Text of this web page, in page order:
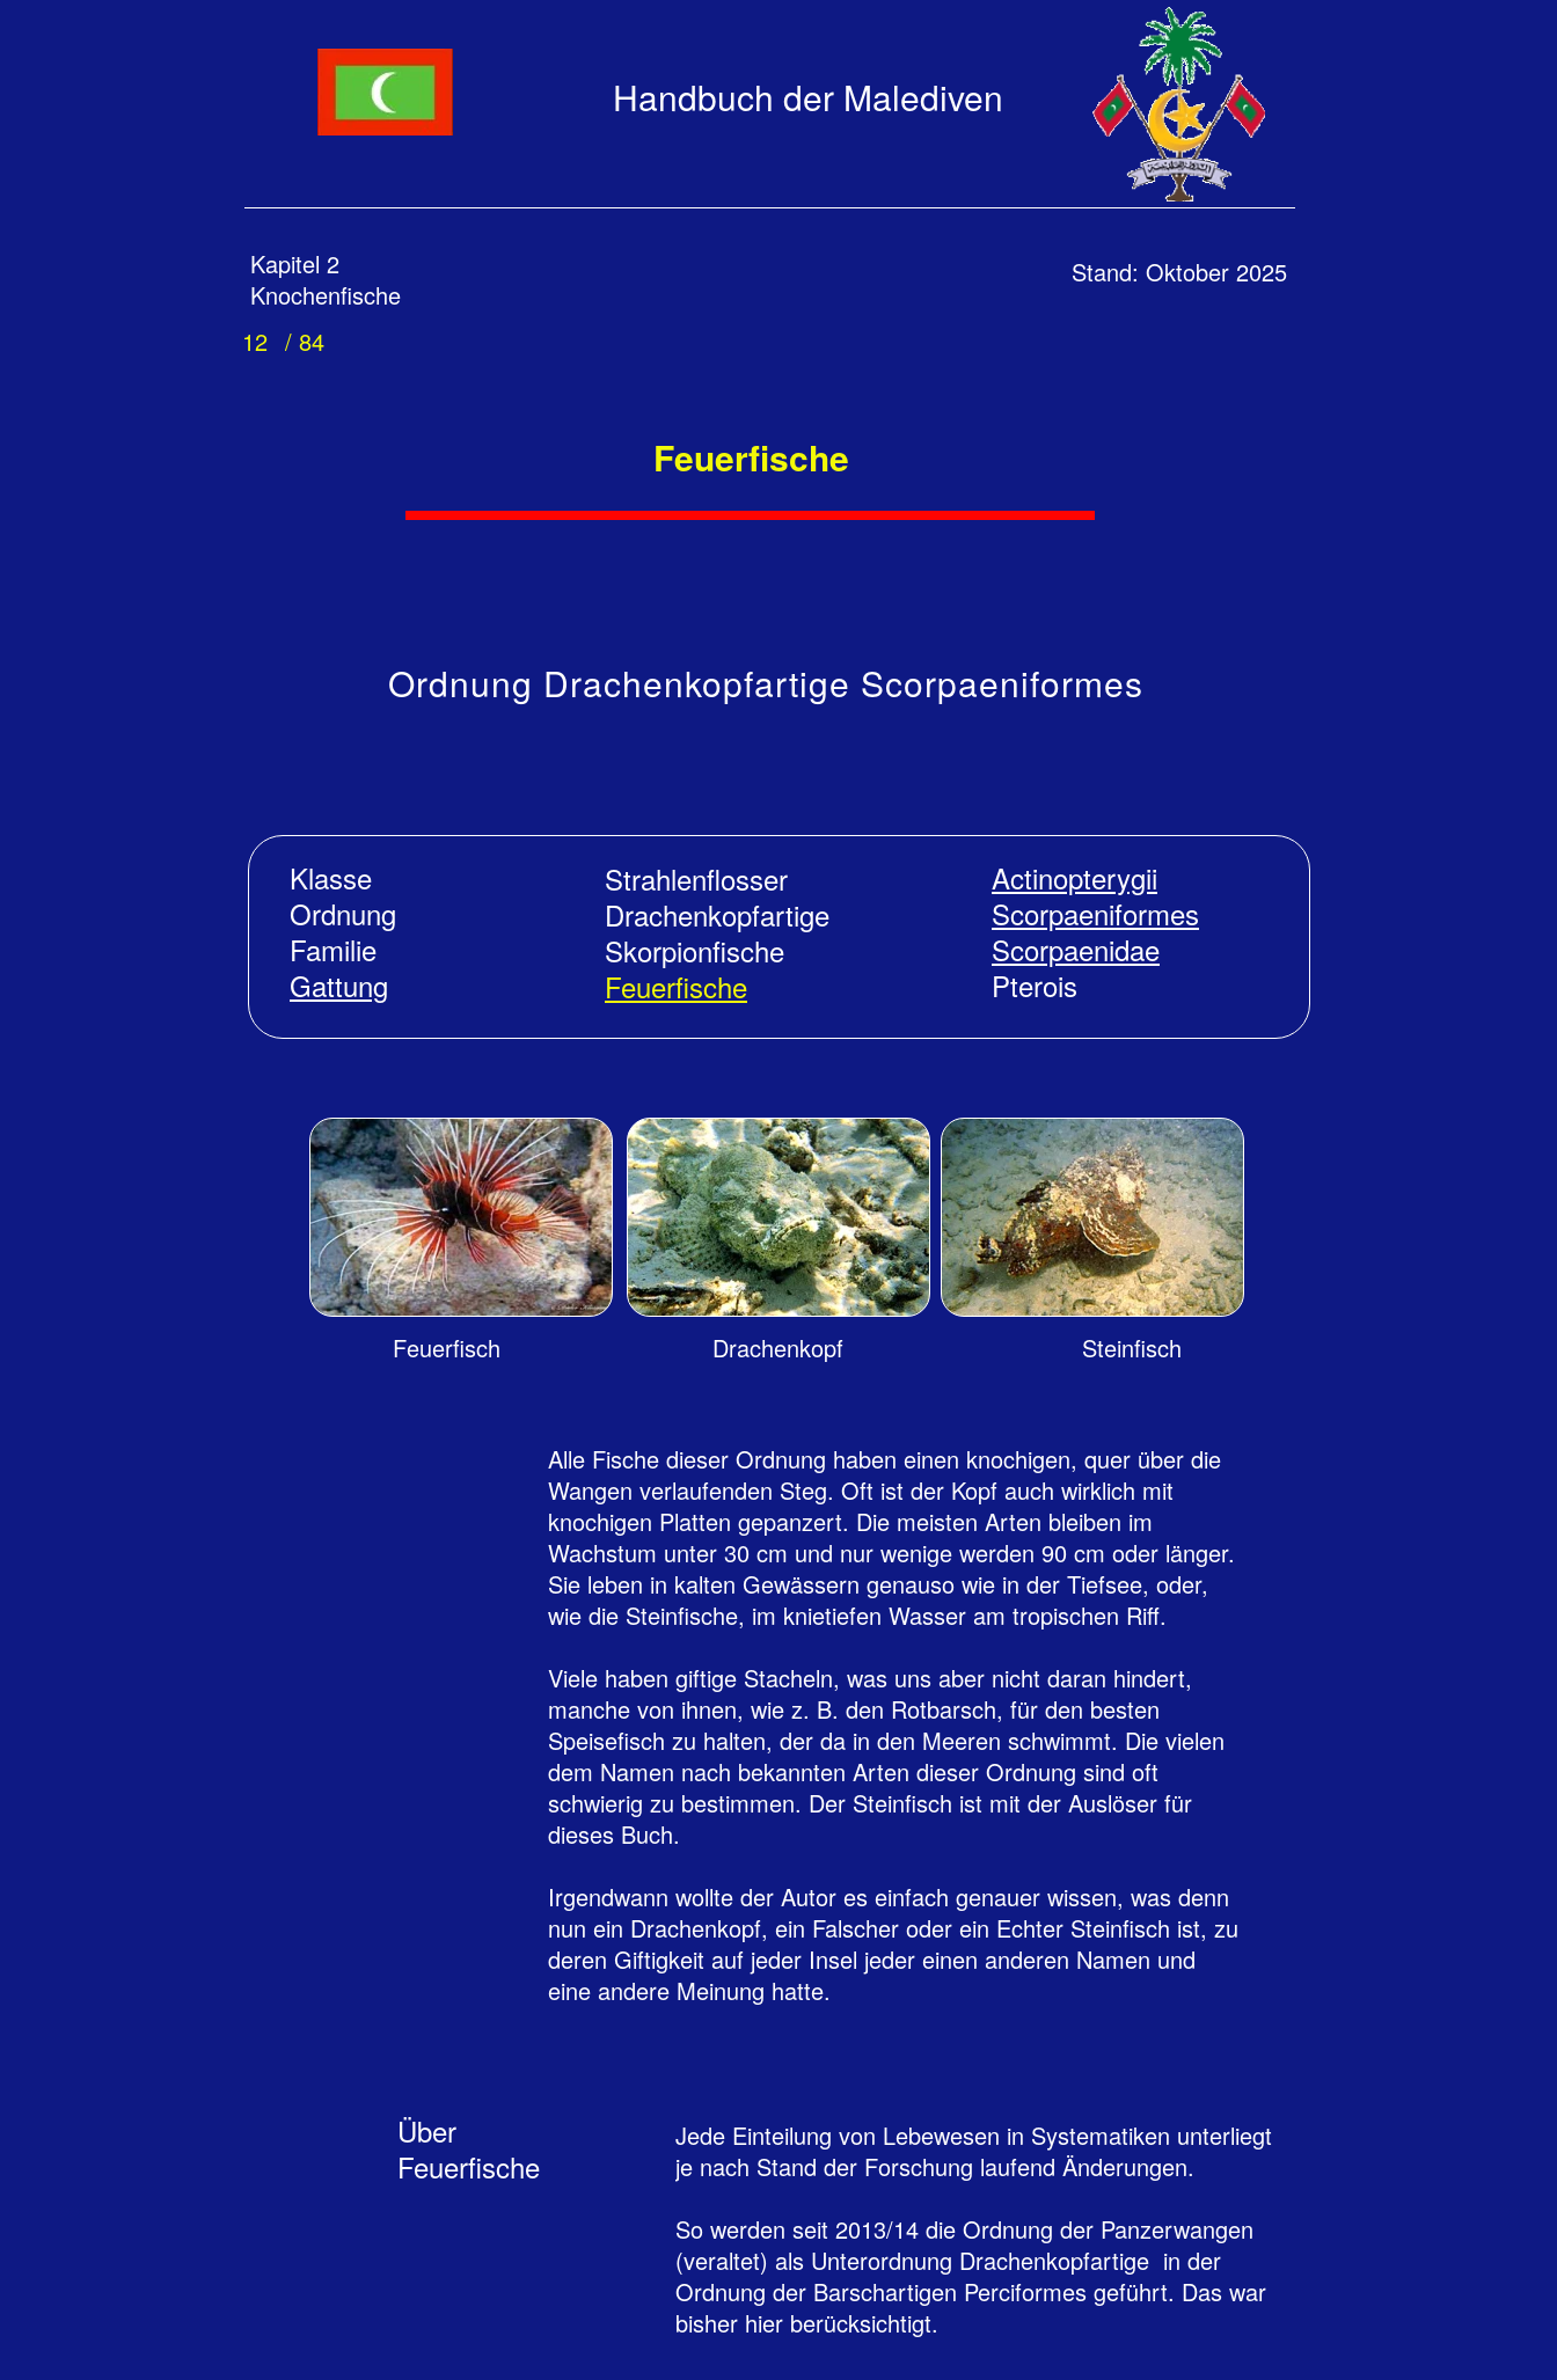
Handbuch der Malediven
Kapitel 2
Knochenfische
Stand: Oktober 2025
12 / 84
Feuerfische
Ordnung Drachenkopfartige Scorpaeniformes
Klasse
Ordnung
Familie
Gattung
Strahlenflosser
Drachenkopfartige
Skorpionfische
Feuerfische
Actinopterygii
Scorpaeniformes
Scorpaenidae
Pterois
Feuerfisch Drachenkopf Steinfisch
Alle Fische dieser Ordnung haben einen knochigen, quer über die
Wangen verlaufenden Steg. Oft ist der Kopf auch wirklich mit
knochigen Platten gepanzert. Die meisten Arten bleiben im
Wachstum unter 30 cm und nur wenige werden 90 cm oder länger.
Sie leben in kalten Gewässern genauso wie in der Tiefsee, oder,
wie die Steinfische, im knietiefen Wasser am tropischen Riff.
Viele haben giftige Stacheln, was uns aber nicht daran hindert,
manche von ihnen, wie z. B. den Rotbarsch, für den besten
Speisefisch zu halten, der da in den Meeren schwimmt. Die vielen
dem Namen nach bekannten Arten dieser Ordnung sind oft
schwierig zu bestimmen. Der Steinfisch ist mit der Auslöser für
dieses Buch.
Irgendwann wollte der Autor es einfach genauer wissen, was denn
nun ein Drachenkopf, ein Falscher oder ein Echter Steinfisch ist, zu
deren Giftigkeit auf jeder Insel jeder einen anderen Namen und
eine andere Meinung hatte.
Über
Feuerfische
Jede Einteilung von Lebewesen in Systematiken unterliegt
je nach Stand der Forschung laufend Änderungen.
So werden seit 2013/14 die Ordnung der Panzerwangen
(veraltet) als Unterordnung Drachenkopfartige in der
Ordnung der Barschartigen Perciformes geführt. Das war
bisher hier berücksichtigt.